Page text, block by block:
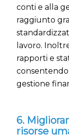
conti e alla
raggiunto
lavoro.
rapporti e
gestione
6.
risorse